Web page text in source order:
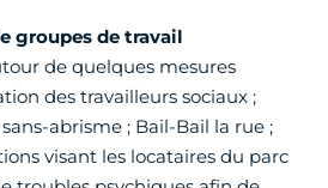
groupes de travail
de quelques mesures
des travailleurs sociaux ;
abrisme ; Bail-Bail la rue ;
visant les locataires du parc